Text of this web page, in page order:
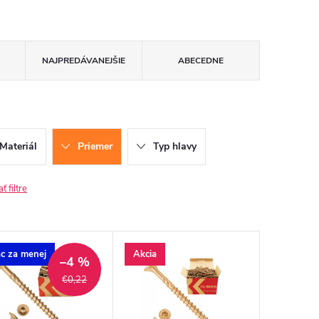
NAJPREDÁVANEJŠIE ABECEDNE
Materiál Priemer Typ hlavy
filtre
za menej
€0,22
–4 % Akcia